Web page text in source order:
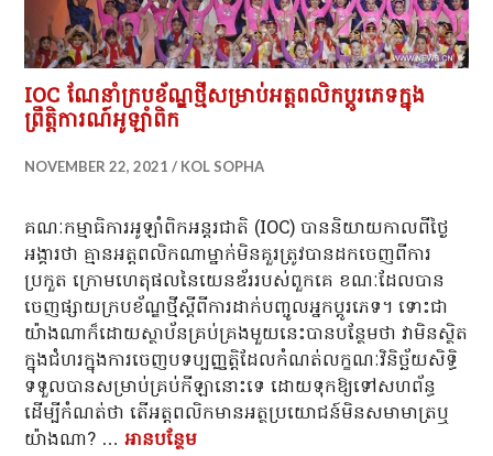
IOC ណែនាំក្របខ័ណ្ឌថ្មីសម្រាប់អត្តពលិកប្តូរភេទក្នុង
ព្រឹត្តិការណ៍អូឡាំពិក
NOVEMBER 22, 2021 KOL SOPHA
គណៈកម្មាធិការអូឡាំពិកអន្តរជាតិ (IOC) បាននិយាយកាលពីថ្ងៃ
អង្គារថា គ្មានអត្តពលិកណាម្នាក់មិនគួរត្រូវបានដកចេញពីការ
ប្រកួត ក្រោមហេតុផលនៃយេនឌ័ររបស់ពួកគេ ខណៈដែលបាន
ចេញផ្សាយក្របខ័ណ្ឌថ្មីស្តីពីការដាក់បញ្ចូលអ្នកប្តូរភេទ។ ទោះជា
យ៉ាងណាក៏ដោយស្ថាប័នគ្រប់គ្រងមួយនេះបានបន្ថែមថា វាមិនស្ថិត
ក្នុងជំហរក្នុងការចេញបទប្បញ្ញត្តិដែលកំណត់លក្ខណៈវិនិច្ឆ័យសិទ្ធិ
ទទួលបានសម្រាប់គ្រប់កីឡានោះទេ ដោយទុកឱ្យទៅសហព័ន្ធ
ដើម្បីកំណត់ថា តើអត្តពលិកមានអត្ថប្រយោជន៍មិនសមាមាត្រឬ
យ៉ាងណា? …អាន​បន្ថែម